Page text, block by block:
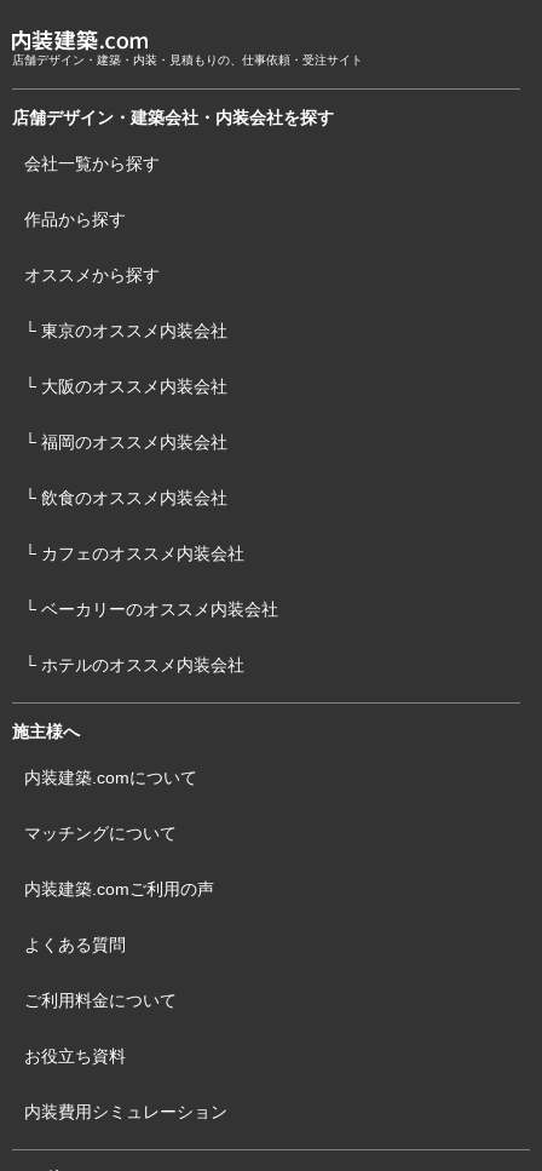
店舗デザイン・建築・内装・見積もりの、仕事依頼・受注サイト
店舗デザイン・建築会社・内装会社を探す
会社一覧から探す
作品から探す
オススメから探す
└ 東京のオススメ内装会社
└ 大阪のオススメ内装会社
└ 福岡のオススメ内装会社
└ 飲食のオススメ内装会社
└ カフェのオススメ内装会社
└ ベーカリーのオススメ内装会社
└ ホテルのオススメ内装会社
施主様へ
内装建築.comについて
マッチングについて
内装建築.comご利用の声
よくある質問
ご利用料金について
お役立ち資料
内装費用シミュレーション